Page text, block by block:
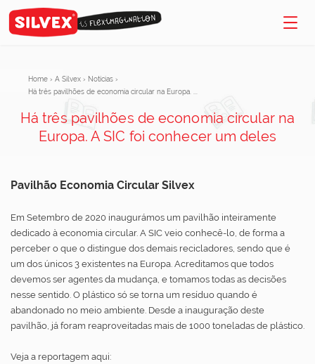
Home › A Silvex › Notícias ›
Há três pavilhões de economia circular na Europa. ...
Há três pavilhões de economia circular na
Europa. A SIC foi conhecer um deles
Pavilhão Economia Circular Silvex
Em Setembro de 2020 inaugurámos um pavilhão inteiramente
dedicado à economia circular. A SIC veio conhecê-lo, de forma a
perceber o que o distingue dos demais recicladores, sendo que é
um dos únicos 3 existentes na Europa. Acreditamos que todos
devemos ser agentes da mudança, e tomamos todas as decisões
nesse sentido. O plástico só se torna um resíduo quando é
abandonado no meio ambiente. Desde a inauguração deste
pavilhão, já foram reaproveitadas mais de 1000 toneladas de plástico.
Veja a reportagem aqui: